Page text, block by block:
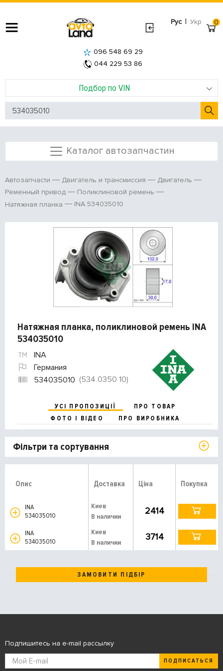
Рус | Укр
Подбор по VIN
096 548 69 29
044 229 53 86
0
Каталог автозапчастин
Автозапчасти Двигатель и трансмиссия
Двигатель
Ременный привод
Поликлиновой ремень
Натяжная планка
INA 534035010
Натяжная планка, поликлиновой ремень INA
534035010
INA
Германия
534035010 (534 0350 10)
УСІ ПРОПОЗИЦІЇ
ПРО ТОВАР
ФОТО І ВІДЕО
ПРО ВИРОБНИКА
Фільтри та сортування
Опис Доставка Ціна Покупка
INA
534035010
Киев
В наличии
2414
INA
534035010
Киев
В наличии
3714
ЗАМОВИТИ ПІДБІР
Подпишитесь на e-mail рассылку
ПОДПИСАТЬСЯ